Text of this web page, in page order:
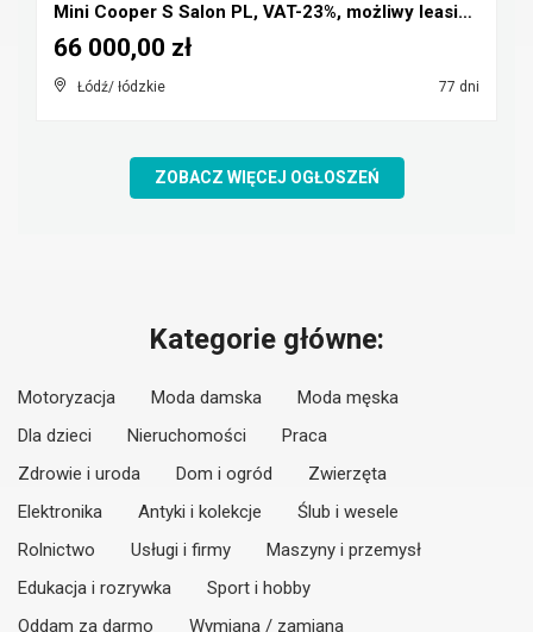
Mini Cooper S Salon PL, VAT-23%, możliwy leasing, ...
Łódź/ łódzkie 77 dni
66 000,00 zł
ZOBACZ WIĘCEJ OGŁOSZEŃ
Kategorie główne:
Motoryzacja Moda damska
Moda męska
Dla dzieci
Nieruchomości
Praca
Zdrowie i uroda
Dom i ogród
Zwierzęta
Elektronika
Antyki i kolekcje
Ślub i wesele
Rolnictwo
Usługi i firmy
Maszyny i przemysł
Edukacja i rozrywka
Sport i hobby
Oddam za darmo
Wymiana / zamiana